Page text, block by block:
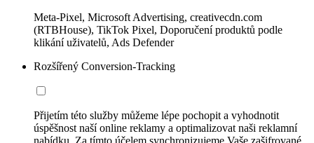
Meta-Pixel, Microsoft Advertising, creativecdn.com
(RTBHouse), TikTok Pixel, Doporučení produktů podle
klikání uživatelů, Ads Defender
Rozšířený Conversion-Tracking
Přijetím této služby můžeme lépe pochopit a vyhodnotit
úspěšnost naší online reklamy a optimalizovat naši reklamní
nabídku. Za tímto účelem synchronizujeme Vaše zašifrované